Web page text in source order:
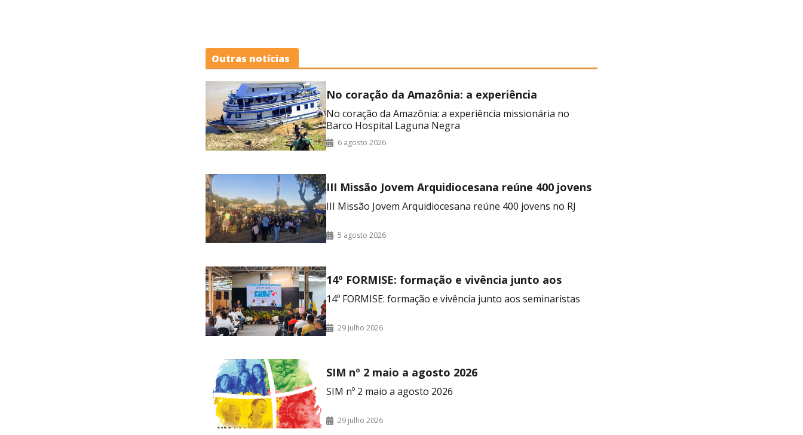
Outras notícias
No coração da Amazônia: a experiência
missionária no Barco Hospital Laguna Negra
No coração da Amazônia: a experiência missionária no
Barco Hospital Laguna Negra
6 agosto 2026
III Missão Jovem Arquidiocesana reúne 400 jovens
no RJ
III Missão Jovem Arquidiocesana reúne 400 jovens no RJ
5 agosto 2026
14º FORMISE: formação e vivência junto aos
seminaristas
14º FORMISE: formação e vivência junto aos seminaristas
29 julho 2026
SIM nº 2 maio a agosto 2026
SIM nº 2 maio a agosto 2026
29 julho 2026